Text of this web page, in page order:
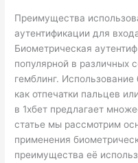
Преимущества
аутентификации для
Биометрическая
популярной в различных
гемблинг.
как отпечатки пальцев
в 1хбет предлагает
статье мы рассмотрим
применения
преимущества её